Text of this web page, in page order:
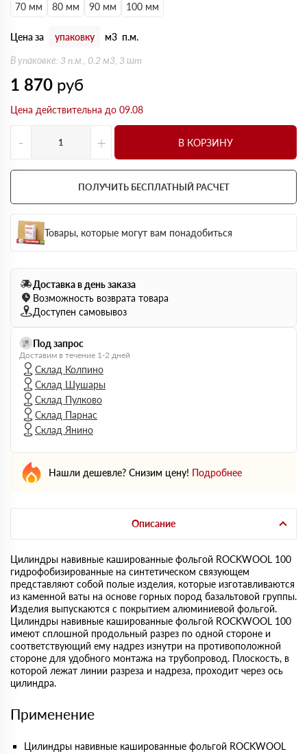
70 мм
80 мм 90 мм 100 мм
Цена за упаковку м3 п.м.
В упаковке: 3 п.м., 0.2 м3, 3 шт
1 870 руб
Цена действительна до 09.08
- + В КОРЗИНУ
ПОЛУЧИТЬ БЕСПЛАТНЫЙ РАСЧЕТ
Товары, которые могут вам понадобиться
Доставка в день заказа
Возможность возврата товара
Доступен самовывоз
Под запрос
Доставим в течение 1-2 дней
Склад Колпино
Склад Шушары
Склад Пулково
Склад Парнас
Склад Янино
Нашли дешевле? Снизим цену! Подробнее
Описание
Цилиндры навивные кашированные фольгой ROCKWOOL 100
гидрофобизированные на синтетическом связующем
представляют собой полые изделия, которые изготавливаются
из каменной ваты на основе горных пород базальтовой группы.
Изделия выпускаются с покрытием алюминиевой фольгой.
Цилиндры навивные кашированные фольгой ROCKWOOL 100
имеют сплошной продольный разрез по одной стороне и
соответствующий ему надрез изнутри на противоположной
стороне для удобного монтажа на трубопровод. Плоскость, в
которой лежат линии разреза и надреза, проходит через ось
цилиндра.
Применение
Цилиндры навивные кашированные фольгой ROCKWOOL